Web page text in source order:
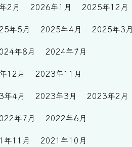
2月 2026年1月
2025年12月
年5月 2025年4月
2025年3月
年8月
2024年7月
12月
2023年11月
4月 2023年3月
2023年2月
年7月
2022年6月
11月
2021年10月